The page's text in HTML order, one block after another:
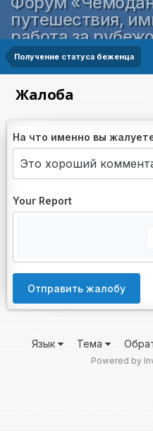
путешествия,
работа за
Получение статуса беженца
Жалоба
На что именно вы
Your Report
Отправить жалобу
Язык Тема
Powered by